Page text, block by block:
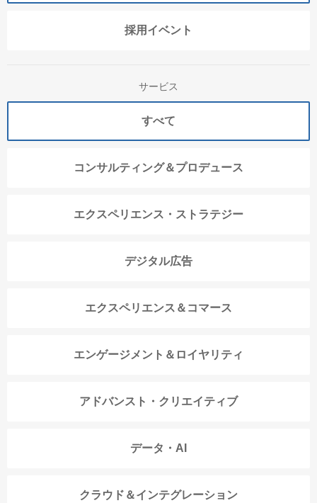
採用イベント
サービス
すべて
コンサルティング＆プロデュース
エクスペリエンス・ストラテジー
デジタル広告
エクスペリエンス＆コマース
エンゲージメント＆ロイヤリティ
アドバンスト・クリエイティブ
データ・AI
クラウド＆インテグレーション